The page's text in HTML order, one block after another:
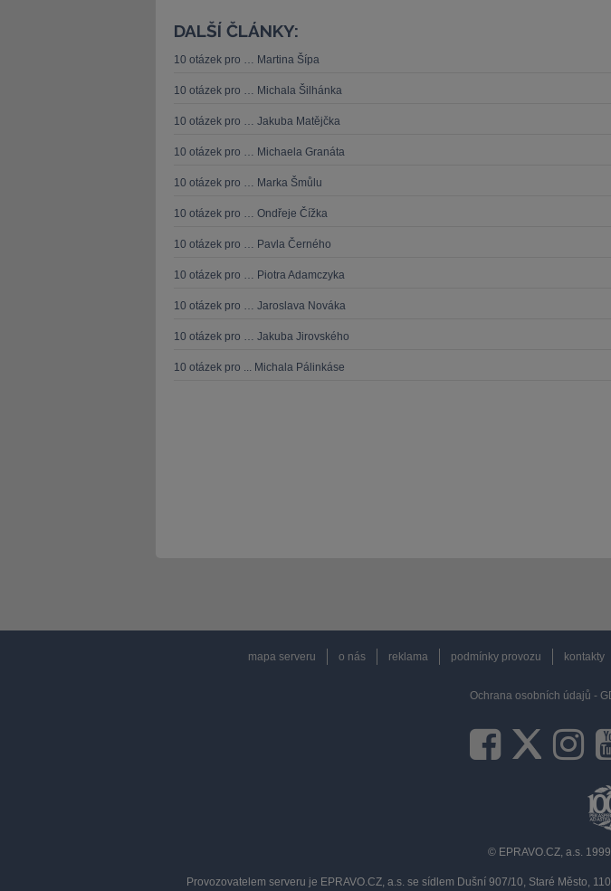
DALŠÍ ČLÁNKY:
10 otázek pro … Martina Šípa
10 otázek pro … Michala Šilhánka
10 otázek pro … Jakuba Matějčka
10 otázek pro … Michaela Granáta
10 otázek pro … Marka Šmůlu
10 otázek pro … Ondřeje Čížka
10 otázek pro … Pavla Černého
10 otázek pro … Piotra Adamczyka
10 otázek pro … Jaroslava Nováka
10 otázek pro … Jakuba Jirovského
10 otázek pro ... Michala Pálinkáse
mapa serveru o nás reklama podmínky provozu kontakty
Ochrana osobních údajů -
© EPRAVO.CZ, a.s.
Provozovatelem serveru je EPRAVO.CZ, a.s. se sídlem Dušní 907/10, Staré Město,